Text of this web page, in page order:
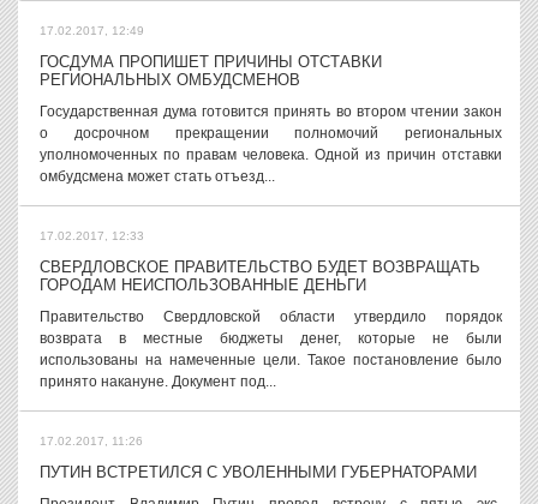
17.02.2017, 12:49
ГОСДУМА ПРОПИШЕТ ПРИЧИНЫ ОТСТАВКИ
РЕГИОНАЛЬНЫХ ОМБУДСМЕНОВ
Государственная дума готовится принять во втором чтении закон
о досрочном прекращении полномочий региональных
уполномоченных по правам человека. Одной из причин отставки
омбудсмена может стать отъезд...
17.02.2017, 12:33
СВЕРДЛОВСКОЕ ПРАВИТЕЛЬСТВО БУДЕТ ВОЗВРАЩАТЬ
ГОРОДАМ НЕИСПОЛЬЗОВАННЫЕ ДЕНЬГИ
Правительство Свердловской области утвердило порядок
возврата в местные бюджеты денег, которые не были
использованы на намеченные цели. Такое постановление было
принято накануне. Документ под...
17.02.2017, 11:26
ПУТИН ВСТРЕТИЛСЯ С УВОЛЕННЫМИ ГУБЕРНАТОРАМИ